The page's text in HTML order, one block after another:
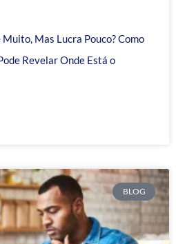
Mas Lucra Pouco? Como
Revelar Onde Está o
BLOG